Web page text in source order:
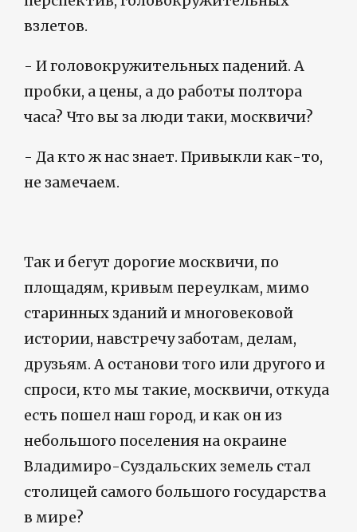
взлетов.
- И головокружительных падений. А
пробки, а цены, а до работы полтора
часа? Что вы за люди таки, москвичи?
- Да кто ж нас знает. Привыкли как-то,
не замечаем.
Так и бегут дорогие москвичи, по
площадям, кривым переулкам, мимо
старинных зданий и многовековой
истории, навстречу заботам, делам,
друзьям. А останови того или другого и
спроси, кто мы такие, москвичи, откуда
есть пошел наш город, и как он из
небольшого поселения на окраине
Владимиро-Суздальских земель стал
столицей самого большого государства
в мире?